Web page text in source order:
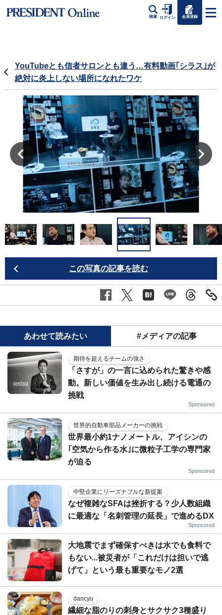
検索 ログイン 会員登録
YouTubeとも信者サロンとも違う…有料動画｢シラス｣が
絶対に炎上しない場所になれたワケ
この写真の記事を読む
あわせて読みたい #メディアの記事
期待を超えるチームの強さ
「さすが」の一言に込められた驚きや感
動。新しい価値を生み出し続ける電通の
挑戦
Sponsored
世界的自動車部品メーカーの挑戦
世界最小約1ナノメートル、アイシンの
｢空気から作る水｣に微粒子工学の専門家
が迫る
Sponsored
中堅企業にリーズナブルな新提案
なぜ複雑なSFAは挫折する？少人数組織
に最適な「名刺管理の延長」で進めるDX
Sponsored
大地震でまず確保すべきは水でも食料で
もない...被災者が「これだけは担いで逃
げて」という最も重要なモノ2選
dancyu
繊細な脂のりの刺身とサクサク3種盛り